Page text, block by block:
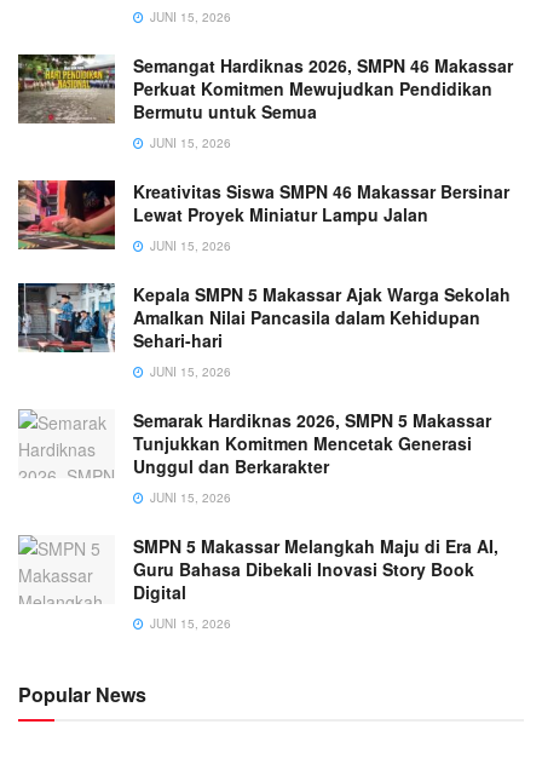
JUNI 15, 2026
Semangat Hardiknas 2026, SMPN 46 Makassar
Perkuat Komitmen Mewujudkan Pendidikan
Bermutu untuk Semua
JUNI 15, 2026
Kreativitas Siswa SMPN 46 Makassar Bersinar
Lewat Proyek Miniatur Lampu Jalan
JUNI 15, 2026
Kepala SMPN 5 Makassar Ajak Warga Sekolah
Amalkan Nilai Pancasila dalam Kehidupan
Sehari-hari
JUNI 15, 2026
Semarak Hardiknas 2026, SMPN 5 Makassar
Tunjukkan Komitmen Mencetak Generasi
Unggul dan Berkarakter
JUNI 15, 2026
SMPN 5 Makassar Melangkah Maju di Era AI,
Guru Bahasa Dibekali Inovasi Story Book
Digital
JUNI 15, 2026
Popular News